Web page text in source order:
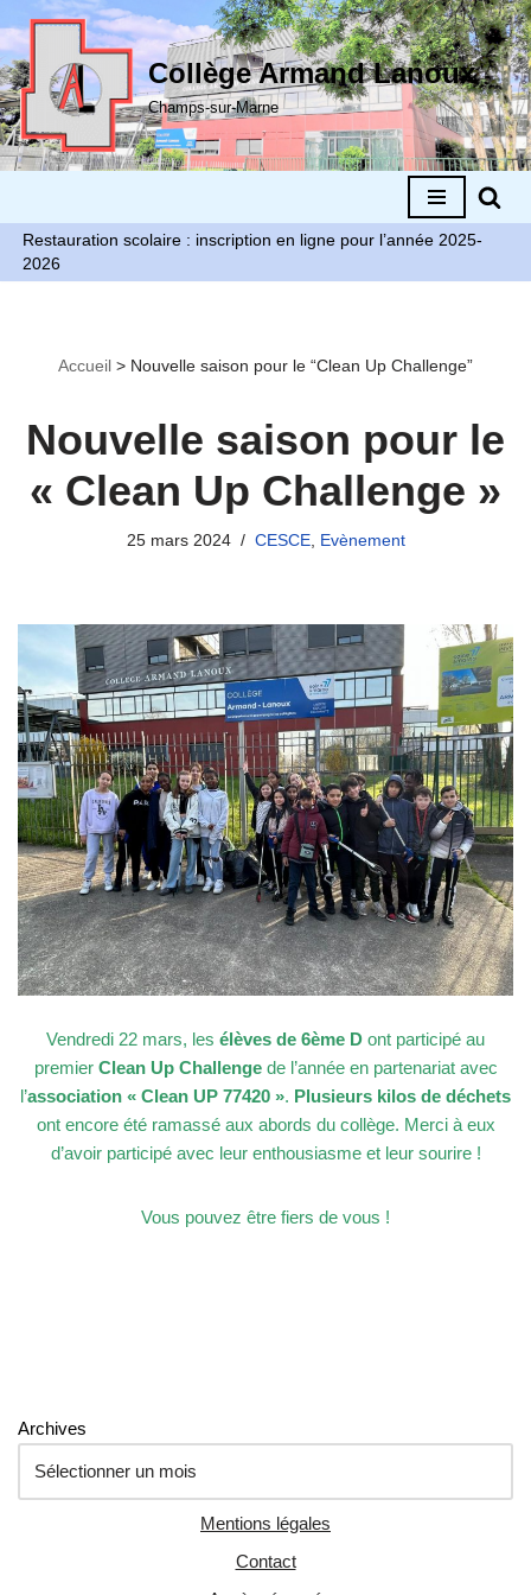
Aller
au
contenu
Collège Armand Lanoux
Champs-sur-Marne
Restauration scolaire : inscription en ligne pour l’année 2025-
2026
Accueil > Nouvelle saison pour le “Clean Up Challenge”
Nouvelle saison pour le
« Clean Up Challenge »
25 mars 2024 CESCE, Evènement
Vendredi 22 mars, les élèves de 6ème D ont participé au
premier Clean Up Challengede l’année en partenariat avec
l’association « Clean UP 77420 ». Plusieurs kilos de déchets
ont encore été ramassé aux abords du collège. Merci à eux
d’avoir participé avec leur enthousiasme et leur sourire !
Vous pouvez être fiers de vous !
Archives
Mentions légales
Contact